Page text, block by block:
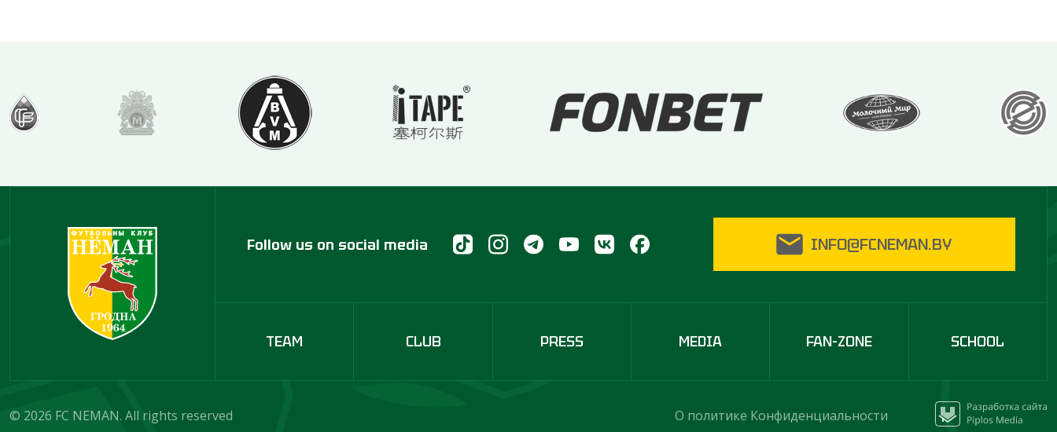
Follow us on social media INFO@FCNEMAN.BY
TEAM CLUB PRESS MEDIA FAN-ZONE SCHOOL
© 2026 FC NEMAN. All rights reserved О политике Конфиденциальности